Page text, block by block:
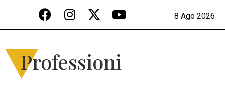
8 Ago 2026
Professioni